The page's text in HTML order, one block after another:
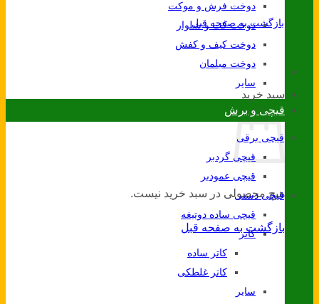
بازگشت به صفحه قبل
سبد خرید
هیچ محصولی در سبد خرید نیست.
بازگشت به صفحه قبل
دوخت فرش و موکت
دوخت کت و شلوار
دوخت کیف و کفش
دوخت مبلمان
سایر
قیچی و برش
قیچی برقی
قیچی گردبر
قیچی عمودبر
قیچی دستی
قیچی ساده دوتیغه
کاتر
کاتر ساده
کاتر غلطکی
سایر